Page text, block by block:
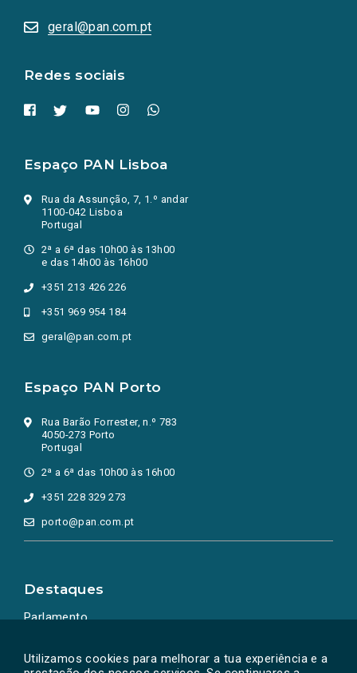
Utilizamos cookies para melhorar a tua experiência e a
geral@pan.com.pt
Redes sociais
numa
nova
Espaço PAN Lisboa
Rua da Assunção, 7, 1.º andar
1100-042 Lisboa
Portugal
2ª a 6ª das 10h00 às 13h00
e das 14h00 às 16h00
+351 213 426 226
+351 969 954 184
geral@pan.com.pt
Espaço PAN Porto
Rua Barão Forrester, n.º 783
4050-273 Porto
Portugal
2ª a 6ª das 10h00 às 16h00
+351 228 329 273
porto@pan.com.pt
Destaques
Parlamento